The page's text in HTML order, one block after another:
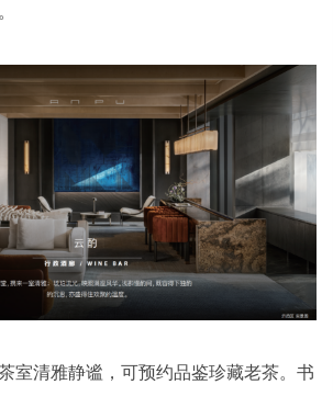
室清雅静谧，可预约品鉴珍藏老茶。书